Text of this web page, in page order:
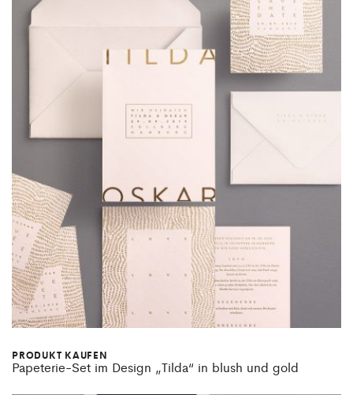
PRODUKT KAUFEN
Papeterie-Set im Design „Tilda“ in blush und gold